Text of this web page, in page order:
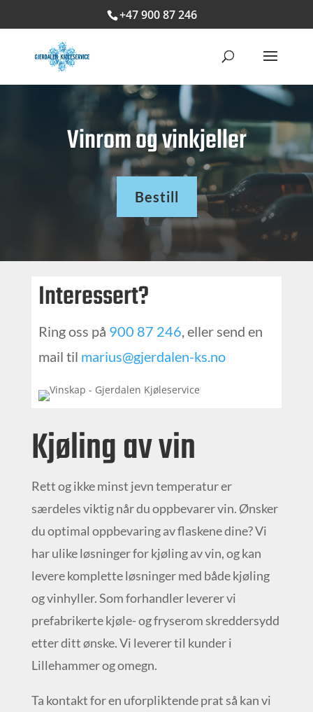
+47 900 87 246
Vinrom og vinkjeller
Bestill
Interessert?
Ring oss på 900 87 246, eller send en
mail til marius@gjerdalen-ks.no
Kjøling av vin
Rett og ikke minst jevn temperatur er
særdeles viktig når du oppbevarer vin. Ønsker
du optimal oppbevaring av flaskene dine? Vi
har ulike løsninger for kjøling av vin, og kan
levere komplette løsninger med både kjøling
og vinhyller. Som forhandler leverer vi
prefabrikerte kjøle- og fryserom skreddersydd
etter ditt ønske. Vi leverer til kunder i
Lillehammer og omegn.
Ta kontakt for en uforpliktende prat så kan vi